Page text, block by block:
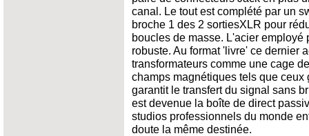
canal. Le tout est complété par un
broche 1 des 2 sortiesXLR pour
boucles de masse. L'acier employé
robuste. Au format 'livre' ce dernier
transformateurs comme une cage
champs magnétiques tels que
garantit le transfert du signal sans
est devenue la boîte de direct
studios professionnels du monde
doute la même destinée.